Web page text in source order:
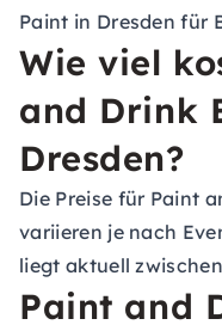
Paint in Dresden für
Wie viel
and Drink
Dresden?
Die Preise für Paint
variieren je nach
liegt aktuell
Paint and